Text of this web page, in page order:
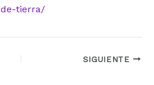
de-tierra/
SIGUIENTE